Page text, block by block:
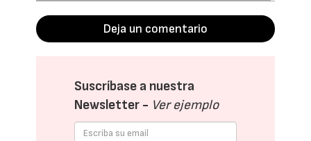
Deja un comentario
Suscríbase a nuestra
Newsletter - Ver ejemplo